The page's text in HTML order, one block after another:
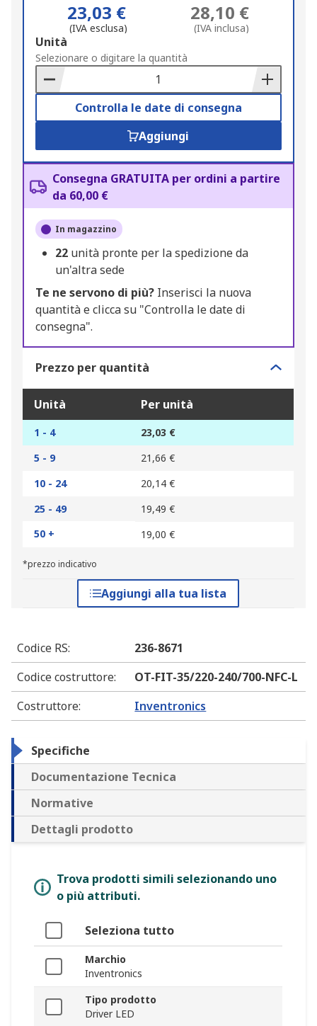
23,03 €
(IVA esclusa)
28,10 €
(IVA inclusa)
Add
to
Basket
Unità
Selezionare o digitare la quantità
Controlla le date di consegna
Aggiungi
Consegna GRATUITA per ordini a partire
da 60,00 €
In magazzino
22 unità pronte per la spedizione da
un'altra sede
Te ne servono di più? Inserisci la nuova
quantità e clicca su "Controlla le date di
consegna".
Prezzo per quantità
Unità Per unità
1 - 4
23,03 €
5 - 9
21,66 €
10 - 24
20,14 €
25 - 49
19,49 €
50 +
19,00 €
*prezzo indicativo
Aggiungi alla tua lista
Codice RS:
236-8671
Codice costruttore:
OT-FIT-35/220-240/700-NFC-L
Costruttore: Inventronics
Specifiche
Documentazione Tecnica
Normative
Dettagli prodotto
Trova prodotti simili selezionando uno
o più attributi.
Seleziona tutto
Marchio
Inventronics
Tipo prodotto
Driver LED